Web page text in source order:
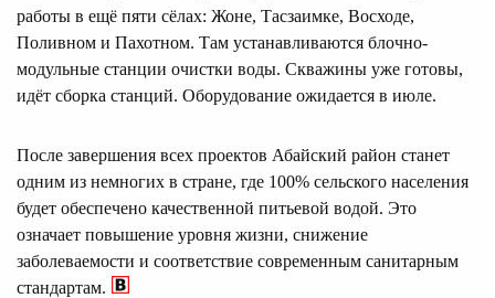
работы в ещё пяти сёлах: Жоне, Тасзаимке, Восходе,
Поливном и Пахотном. Там устанавливаются блочно-
модульные станции очистки воды. Скважины уже готовы,
идёт сборка станций. Оборудование ожидается в июле.
После завершения всех проектов Абайский район станет
одним из немногих в стране, где 100% сельского населения
будет обеспечено качественной питьевой водой. Это
означает повышение уровня жизни, снижение
заболеваемости и соответствие современным санитарным
стандартам.